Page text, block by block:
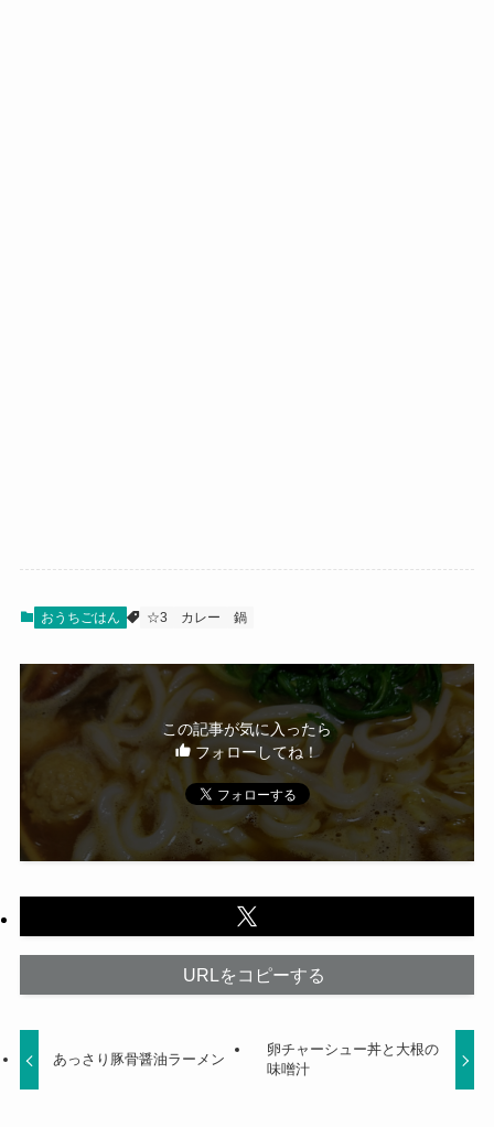
おうちごはん ☆3 カレー 鍋
この記事が気に入ったら
フォローしてね！
URLをコピーする
あっさり豚骨醤油ラーメン
卵チャーシュー丼と大根の
味噌汁